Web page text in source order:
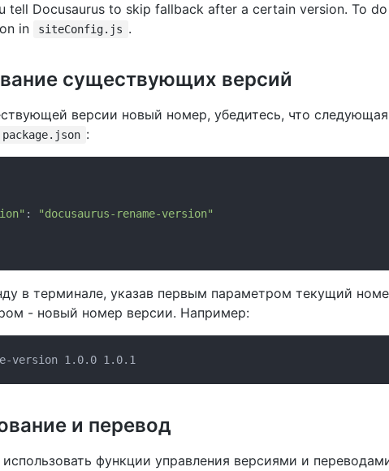
tell Docusaurus to skip fallback after a certain version. To
in siteConfig.js .
существующих версий
версии новый номер, убедитесь, что
package.json :
:
"docusaurus-rename-version"
в терминале, указав первым параметром текущий
- новый номер версии. Например:
и перевод
функции управления версиями и